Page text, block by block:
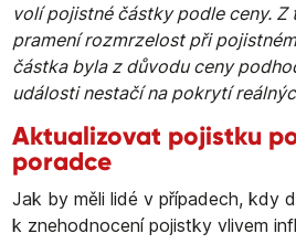
volí pojistné částky podle ceny. Z
pramení rozmrzelost při
částka byla z důvodu ceny
události nestačí na pokrytí
Aktualizovat pojistku
poradce
Jak by měli lidé v případech, kdy
k znehodnocení pojistky vlivem